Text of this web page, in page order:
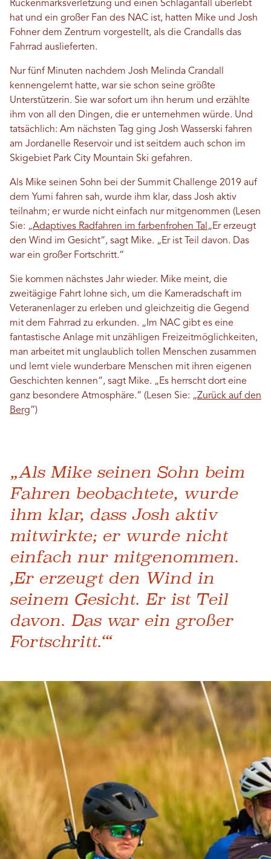
Rückenmarksverletzung und einen Schlaganfall überlebt
hat und ein großer Fan des NAC ist, hatten Mike und Josh
Fohner dem Zentrum vorgestellt, als die Crandalls das
Fahrrad auslieferten.
Nur fünf Minuten nachdem Josh Melinda Crandall
kennengelernt hatte, war sie schon seine größte
Unterstützerin. Sie war sofort um ihn herum und erzählte
ihm von all den Dingen, die er unternehmen würde. Und
tatsächlich: Am nächsten Tag ging Josh Wasserski fahren
am Jordanelle Reservoir und ist seitdem auch schon im
Skigebiet Park City Mountain Ski gefahren.
Als Mike seinen Sohn bei der Summit Challenge 2019 auf
dem Yumi fahren sah, wurde ihm klar, dass Josh aktiv
teilnahm; er wurde nicht einfach nur mitgenommen (Lesen
Sie: „Adaptives Radfahren im farbenfrohen Tal „Er erzeugt
den Wind im Gesicht“, sagt Mike. „Er ist Teil davon. Das
war ein großer Fortschritt.“
Sie kommen nächstes Jahr wieder. Mike meint, die
zweitägige Fahrt lohne sich, um die Kameradschaft im
Veteranenlager zu erleben und gleichzeitig die Gegend
mit dem Fahrrad zu erkunden. „Im NAC gibt es eine
fantastische Anlage mit unzähligen Freizeitmöglichkeiten,
man arbeitet mit unglaublich tollen Menschen zusammen
und lernt viele wunderbare Menschen mit ihren eigenen
Geschichten kennen“, sagt Mike. „Es herrscht dort eine
ganz besondere Atmosphäre.“ (Lesen Sie: „Zurück auf den
Berg”)
„Als Mike seinen Sohn beim
Fahren beobachtete, wurde
ihm klar, dass Josh aktiv
mitwirkte; er wurde nicht
einfach nur mitgenommen.
‚Er erzeugt den Wind in
seinem Gesicht. Er ist Teil
davon. Das war ein großer
Fortschritt.‘“